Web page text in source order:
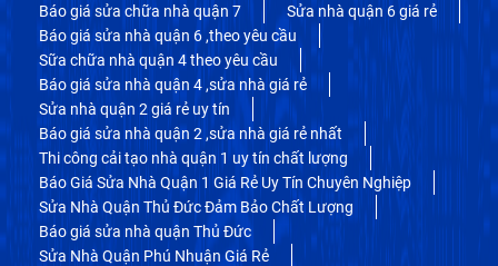
Báo giá sửa chữa nhà quận 7
Sửa nhà quận 6 giá rẻ
Báo giá sửa nhà quận 6 ,theo yêu cầu
Sữa chữa nhà quận 4 theo yêu cầu
Báo giá sửa nhà quận 4 ,sửa nhà giá rẻ
Sửa nhà quận 2 giá rẻ uy tín
Báo giá sửa nhà quận 2 ,sửa nhà giá rẻ nhất
Thi công cải tạo nhà quận 1 uy tín chất lượng
Báo Giá Sửa Nhà Quận 1 Giá Rẻ Uy Tín Chuyên Nghiệp
Sửa Nhà Quận Thủ Đức Đảm Bảo Chất Lượng
Báo giá sửa nhà quận Thủ Đức
Sửa Nhà Quận Phú Nhuận Giá Rẻ